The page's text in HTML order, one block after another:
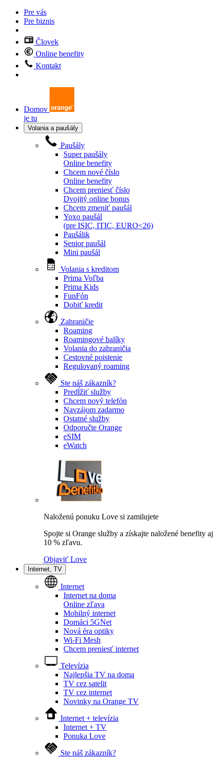
Pre vás
Pre biznis
Človek
Online benefity
Kontakt
Domov
je tu
Volania a paušály
Paušály
Super paušály
Online benefity
Chcem nové číslo
Online benefity
Chcem preniesť číslo
Dvojitý online bonus
Chcem zmeniť paušál
Yoxo paušál
(pre ISIC, ITIC, EURO<26)
Paušálik
Senior paušál
Mini paušál
Volania s kreditom
Prima Voľba
Prima Kids
FunFón
Dobiť kredit
Zahraničie
Roaming
Roamingové balíky
Volania do zahraničia
Cestovné poistenie
Regulovaný roaming
Ste náš zákazník?
Predĺžiť služby
Chcem nový telefón
Navzájom zadarmo
Ostatné služby
Odporučte Orange
eSIM
eWatch
Naloženú ponuku Love si zamilujete
Spojte si Orange služby a získajte naložené benefity aj
10 % zľavu.
Objaviť Love
Internet, TV
Internet
Internet na doma
Online zľava
Mobilný internet
Domáci 5GNet
Nová éra optiky
Wi-Fi Mesh
Chcem preniesť internet
Televízia
Najlepšia TV na doma
TV cez satelit
TV cez internet
Novinky na Orange TV
Internet + televízia
Internet + TV
Ponuka Love
Ste náš zákazník?